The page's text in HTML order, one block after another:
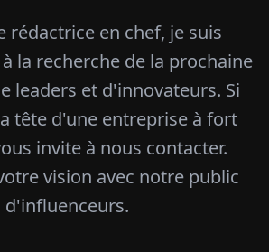
rédactrice en chef, je suis
la recherche de la prochaine
leaders et d'innovateurs. Si
tête d'une entreprise à fort
invite à nous contacter.
vision avec notre public
d'influenceurs.